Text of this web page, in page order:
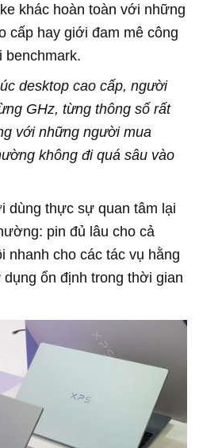
khác hoàn toàn với những
cấp hay giới đam mê công
benchmark.
desktop cao cấp, người
GHz, từng thông số rất
với những người mua
không đi quá sâu vào
dùng thực sự quan tâm lại
pin đủ lâu cho cả
nhanh cho các tác vụ hằng
ổn định trong thời gian